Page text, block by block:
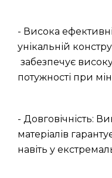
- Висока
унікальній
забезпечує
потужності при
- Довговічність:
матеріалів
навіть у